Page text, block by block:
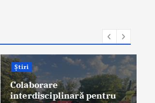
Știri
Colaborare
interdisciplinară pentru